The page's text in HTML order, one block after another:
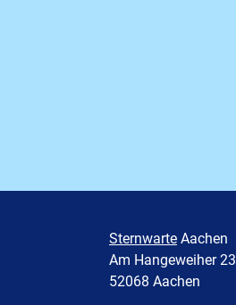
Sternwarte Aachen
Am Hangeweiher 23
52068 Aachen